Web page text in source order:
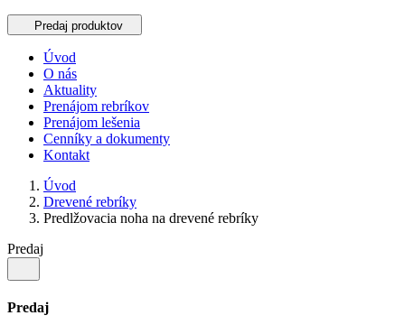
Predaj produktov
Úvod
O nás
Aktuality
Prenájom rebríkov
Prenájom lešenia
Cenníky a dokumenty
Kontakt
Úvod
Drevené rebríky
Predlžovacia noha na drevené rebríky
Predaj
Predaj